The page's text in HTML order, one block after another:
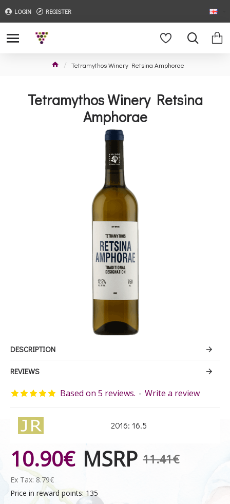
LOGIN REGISTER
Tetramythos Winery Retsina Amphorae
Tetramythos Winery Retsina
Amphorae
DESCRIPTION
REVIEWS
Based on 5 reviews. - Write a review
2016: 16.5
MSRP 11.41€
10.90€
Ex Tax: 8.79€
Price in reward points: 135